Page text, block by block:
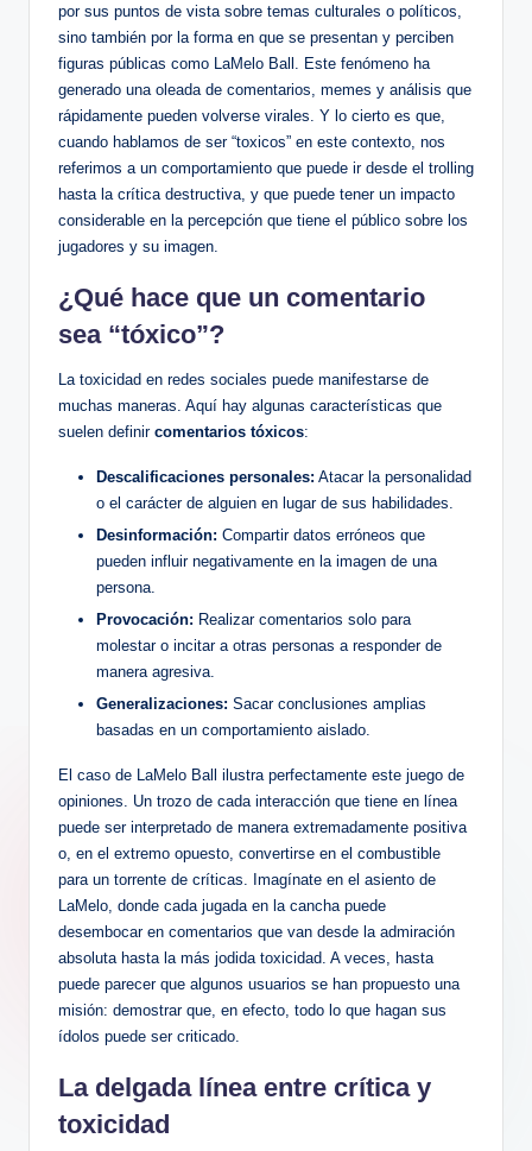
por sus puntos de vista sobre temas culturales o ​políticos,​
sino también por la forma en que se presentan y ⁢perciben
figuras públicas como ​LaMelo Ball. Este‍ fenómeno ha⁤
generado una oleada de comentarios, memes y‍ análisis que
rápidamente pueden volverse virales. Y lo cierto es que,
cuando ​hablamos de⁣ ser⁢ “toxicos” en este contexto, nos
referimos a un ⁤comportamiento que puede⁣ ir desde el‍ trolling
hasta la⁤ crítica destructiva, y que puede​ tener un impacto
⁣considerable en la percepción que tiene el⁣ público sobre los
jugadores y su​ imagen.
¿Qué hace que un comentario
sea⁣ “tóxico”?
La toxicidad en redes ‌sociales puede manifestarse de ​
muchas maneras. Aquí hay algunas‍ características que
⁤suelen definir⁤ comentarios tóxicos:
Descalificaciones personales: Atacar la personalidad
​o el carácter de​ alguien en lugar de sus habilidades.
Desinformación: Compartir datos erróneos ​que‌
pueden influir negativamente​ en la ⁣imagen de ‍una
persona.
Provocación: ‌Realizar comentarios solo para
molestar⁢ o ‍incitar a otras ‌personas a responder de
manera agresiva.
Generalizaciones: Sacar conclusiones⁣ amplias
basadas en un⁤ comportamiento aislado.
El caso ⁣de LaMelo Ball ilustra perfectamente este juego de
opiniones. Un trozo de⁤ cada interacción que​ tiene en línea
puede⁢ ser interpretado de manera ​extremadamente positiva
o, en el extremo opuesto, convertirse⁣ en el combustible
para un torrente de críticas. ⁤Imagínate en el asiento de
LaMelo, donde ⁤cada ​jugada en la cancha puede
desembocar⁣ en⁣ comentarios que ⁤van desde la admiración
absoluta hasta la más jodida toxicidad. A veces, hasta⁢
puede parecer ⁢que algunos usuarios se han propuesto ‍una
misión: demostrar que,‍ en efecto, todo lo⁤ que hagan sus
ídolos puede ser criticado.
La delgada línea entre crítica y
toxicidad